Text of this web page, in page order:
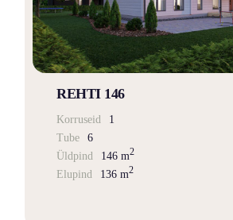
REHTI 146
Korruseid
1
Tube
6
Üldpind
146 m2
Elupind 136 m2